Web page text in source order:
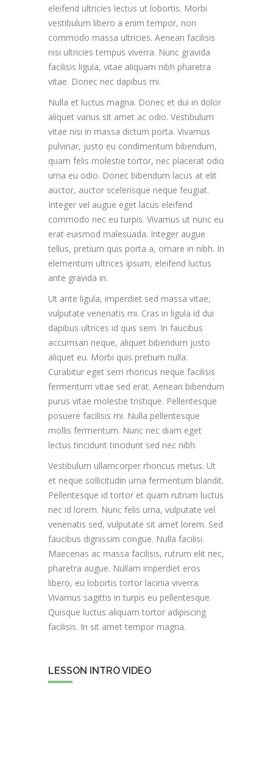
eleifend ultricies lectus ut lobortis. Morbi
vestibulum libero a enim tempor, non
commodo massa ultricies. Aenean facilisis
nisi ultricies tempus viverra. Nunc gravida
facilisis ligula, vitae aliquam nibh pharetra
vitae. Donec nec dapibus mi.
Nulla et luctus magna. Donec et dui in dolor
aliquet varius sit amet ac odio. Vestibulum
vitae nisi in massa dictum porta. Vivamus
pulvinar, justo eu condimentum bibendum,
quam felis molestie tortor, nec placerat odio
urna eu odio. Donec bibendum lacus at elit
auctor, auctor scelerisque neque feugiat.
Integer vel augue eget lacus eleifend
commodo nec eu turpis. Vivamus ut nunc eu
erat euismod malesuada. Integer augue
tellus, pretium quis porta a, ornare in nibh. In
elementum ultrices ipsum, eleifend luctus
ante gravida in.
Ut ante ligula, imperdiet sed massa vitae,
vulputate venenatis mi. Cras in ligula id dui
dapibus ultrices id quis sem. In faucibus
accumsan neque, aliquet bibendum justo
aliquet eu. Morbi quis pretium nulla.
Curabitur eget sem rhoncus neque facilisis
fermentum vitae sed erat. Aenean bibendum
purus vitae molestie tristique. Pellentesque
posuere facilisis mi. Nulla pellentesque
mollis fermentum. Nunc nec diam eget
lectus tincidunt tincidunt sed nec nibh.
Vestibulum ullamcorper rhoncus metus. Ut
et neque sollicitudin urna fermentum blandit.
Pellentesque id tortor et quam rutrum luctus
nec id lorem. Nunc felis urna, vulputate vel
venenatis sed, vulputate sit amet lorem. Sed
faucibus dignissim congue. Nulla facilisi.
Maecenas ac massa facilisis, rutrum elit nec,
pharetra augue. Nullam imperdiet eros
libero, eu lobortis tortor lacinia viverra.
Vivamus sagittis in turpis eu pellentesque.
Quisque luctus aliquam tortor adipiscing
facilisis. In sit amet tempor magna.
LESSON INTRO VIDEO